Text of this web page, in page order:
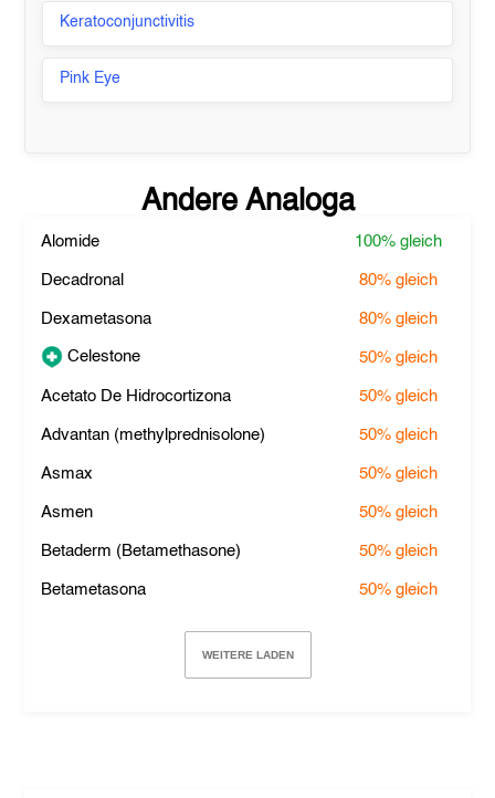
Keratoconjunctivitis
Pink Eye
Andere Analoga
Alomide 100% gleich
Decadronal 80% gleich
Dexametasona 80% gleich
Celestone 50% gleich
Acetato De Hidrocortizona 50% gleich
Advantan (methylprednisolone) 50% gleich
Asmax 50% gleich
Asmen 50% gleich
Betaderm (Betamethasone) 50% gleich
Betametasona 50% gleich
WEITERE LADEN